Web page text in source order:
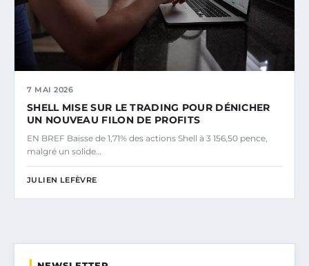
7 MAI 2026
SHELL MISE SUR LE TRADING POUR DÉNICHER
UN NOUVEAU FILON DE PROFITS
EN BREF Baisse de 1,71% des actions Shell à 3 156,50 pence,
malgré un solide…
JULIEN LEFÈVRE